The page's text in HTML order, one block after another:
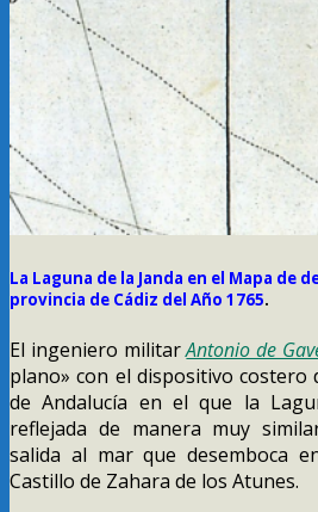
La Laguna de la Janda en el Mapa de
provincia de Cádiz del Año 1765.
El ingeniero militar Antonio de
plano» con el dispositivo costero
de Andalucía en el que la
reflejada de manera muy
salida al mar que desemboca
Castillo de Zahara de los Atunes.